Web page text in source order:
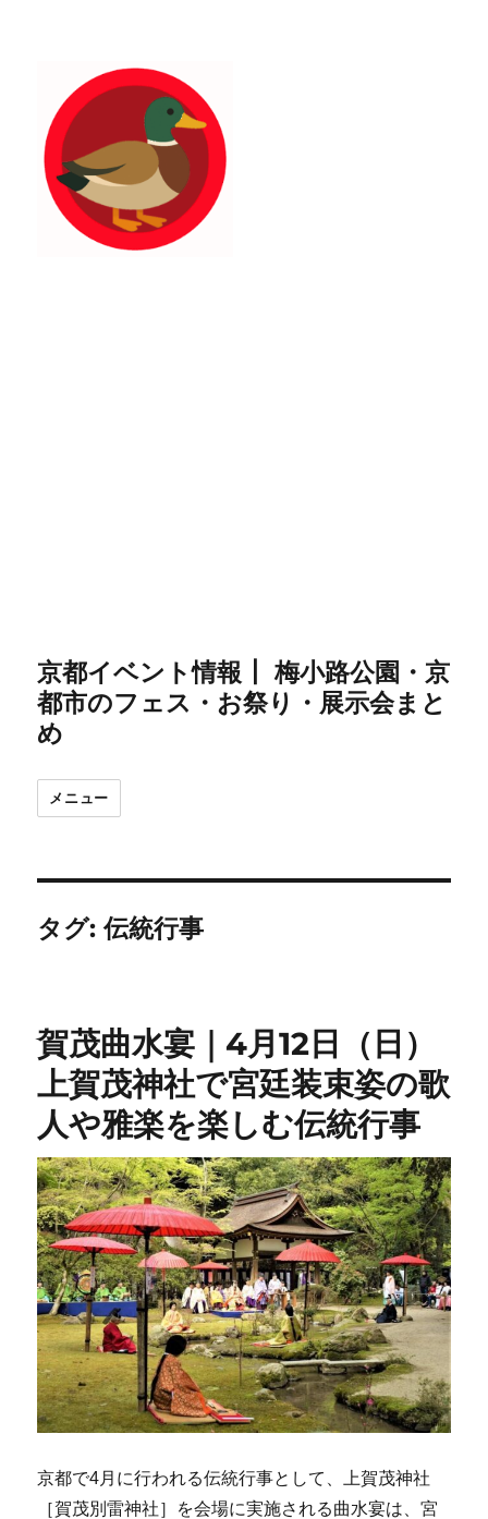
京都イベント情報┃ 梅小路公園・京
都市のフェス・お祭り・展示会まと
め
メニュー
タグ:伝統行事
賀茂曲水宴｜4月12日（日）
上賀茂神社で宮廷装束姿の歌
人や雅楽を楽しむ伝統行事
京都で4月に行われる伝統行事として、上賀茂神社
［賀茂別雷神社］を会場に実施される曲水宴は、宮